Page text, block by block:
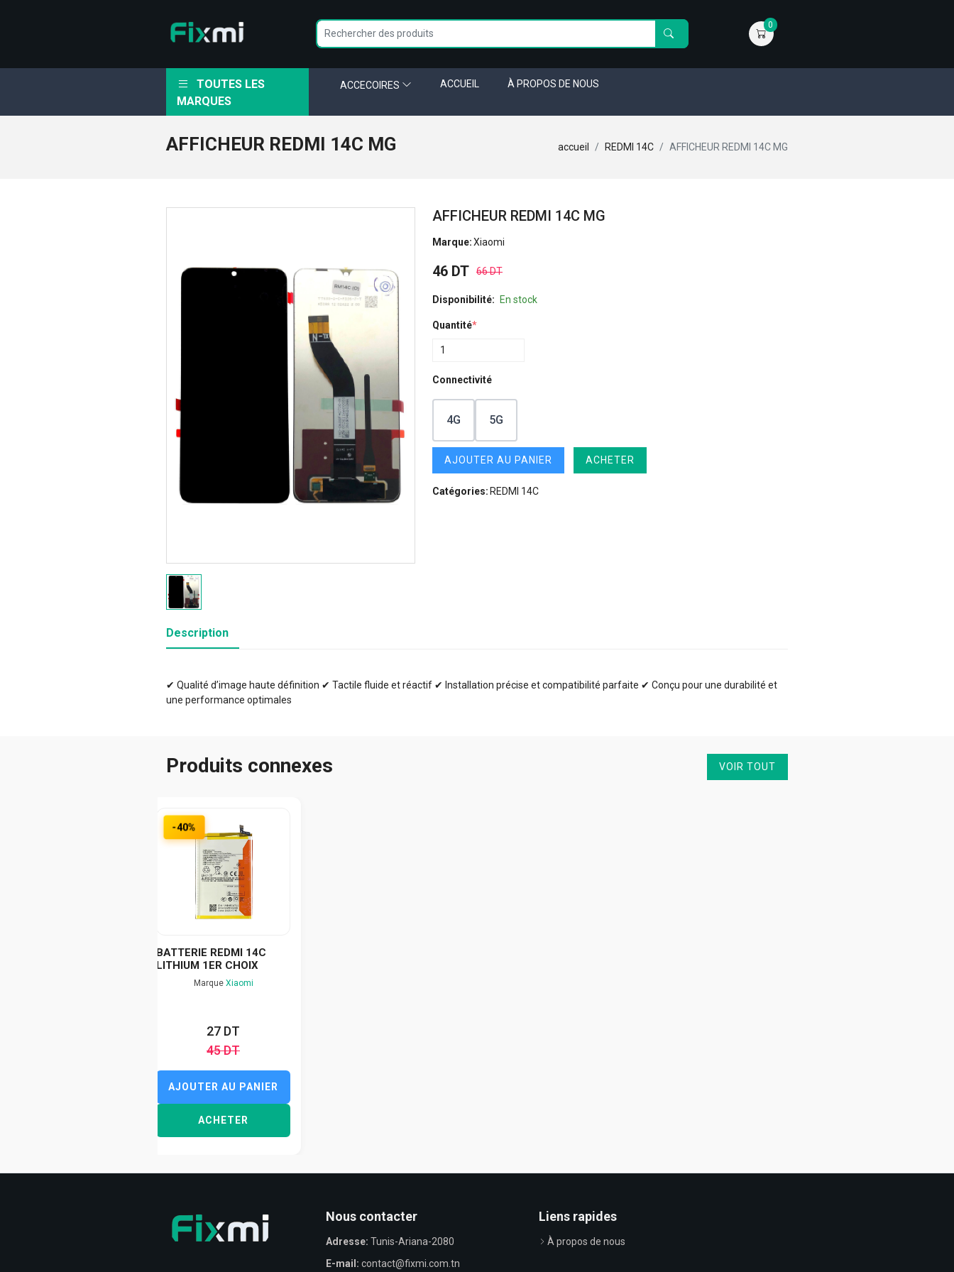
0
TOUTES LES
MARQUES
ACCECOIRES ACCUEIL À PROPOS DE NOUS
AFFICHEUR REDMI 14C MG accueil REDMI 14C AFFICHEUR REDMI 14C MG
AFFICHEUR REDMI 14C MG
Marque:Xiaomi
46 DT 66 DT
Disponibilité: En stock
Quantité*
Connectivité
4G 5G
AJOUTER AU PANIER ACHETER
Catégories: REDMI 14C
Description
✔ Qualité d’image haute définition ✔ Tactile fluide et réactif ✔ Installation précise et compatibilité parfaite ✔ Conçu pour une durabilité et
une performance optimales
Produits connexes VOIR TOUT
-40%
BATTERIE REDMI 14C
LITHIUM 1ER CHOIX
Marque Xiaomi
27 DT
45 DT
AJOUTER AU PANIER
ACHETER
Nous contacter
Adresse: Tunis-Ariana-2080
E-mail: contact@fixmi.com.tn
Liens rapides
À propos de nous